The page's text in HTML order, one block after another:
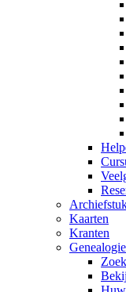
Kaarten
Kranten
Genealogie